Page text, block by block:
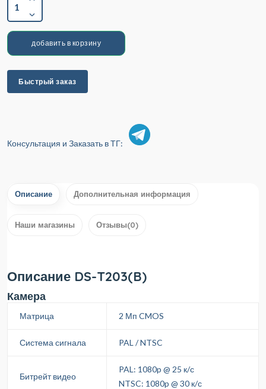
1
добавить в корзину
Быстрый заказ
Консультация и Заказать в ТГ:
Описание Дополнительная информация
Наши магазины Отзывы(0)
Описание DS-T203(B)
Камера
Матрица 2 Мп CMOS
Система сигнала PAL / NTSC
Битрейт видео
PAL: 1080p @ 25 к/с
NTSC: 1080p @ 30 к/с